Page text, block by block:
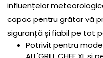
influențelor
capac pentru grătar vă
siguranță și fiabil pe tot
Potrivit pentru
ALL'GRILL CHEF XL